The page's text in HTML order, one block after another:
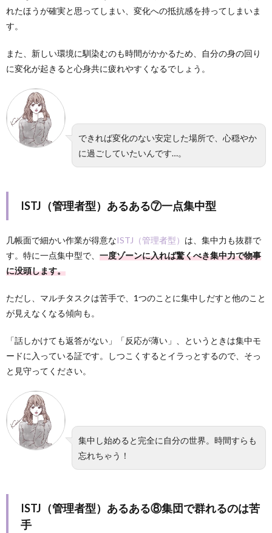
れたほうが確実と思ってしまい、変化への抵抗感を持ってしまいま
す。
また、新しい環境に馴染むのも時間がかかるため、自分の身の回り
に変化が起きると心身共に疲れやすくなるでしょう。
できれば変化のない安定した場所で、心穏やか
に過ごしていたいんです…。
ISTJ（管理者型）あるある⑦一点集中型
几帳面で細かい作業が得意なISTJ（管理者型） は、集中力も抜群で
す。特に一点集中型で、 一度ゾーンに入れば驚くべき集中力で物事
に没頭します。
ただし、マルチタスクは苦手で、1つのことに集中しだすと他のこと
が見えなくなる傾向も。
「話しかけても返答がない」「反応が薄い」、というときは集中モ
ードに入っている証です。しつこくするとイラっとするので、そっ
と見守ってください。
集中し始めると完全に自分の世界。時間すらも
忘れちゃう！
ISTJ（管理者型）あるある⑧集団で群れるのは苦
手